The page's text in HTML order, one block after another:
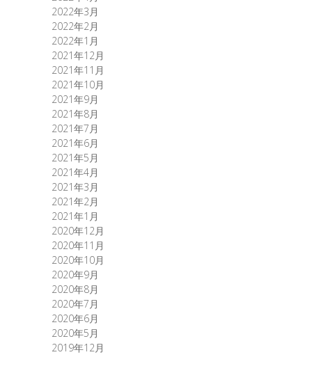
2022年3月
2022年2月
2022年1月
2021年12月
2021年11月
2021年10月
2021年9月
2021年8月
2021年7月
2021年6月
2021年5月
2021年4月
2021年3月
2021年2月
2021年1月
2020年12月
2020年11月
2020年10月
2020年9月
2020年8月
2020年7月
2020年6月
2020年5月
2019年12月